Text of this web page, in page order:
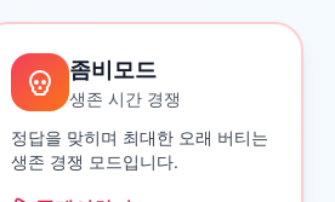
좀비모드
생존 시간 경쟁
정답을 맞히며 최대한 오래 버티는
생존 경쟁 모드입니다.